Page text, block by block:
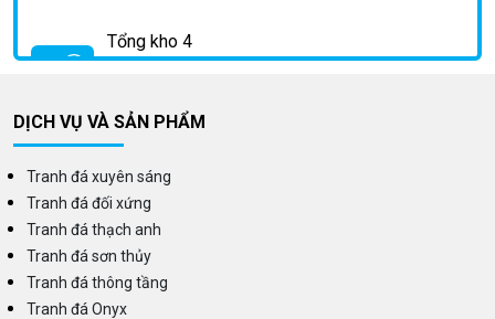
Tổng kho 4
Địa chỉ: Km2 Phan Trọng Tuệ, Huỳnh Cung, Thanh
Tổng đài: 0335.120.296
DỊCH VỤ VÀ SẢN PHẨM
Tranh đá xuyên sáng
Tranh đá đối xứng
Tranh đá thạch anh
Tranh đá sơn thủy
Tranh đá thông tầng
Tranh đá Onyx